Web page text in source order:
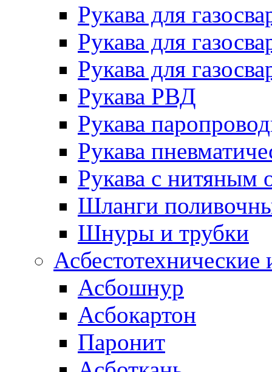
Рукава для
Рукава для
Рукава для
Рукава РВД
Рукава
Рукава
Рукава с нитяным
Шланги
Шнуры и трубки
Асбестотехнические
Асбошнур
Асбокартон
Паронит